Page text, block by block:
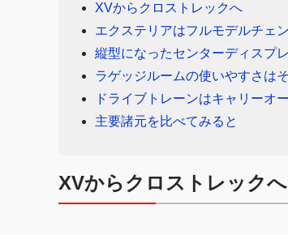
XVからクロストレックへ
エクステリアはフルモデルチェ
縦型になったセンターディスプ
ラゲッジルームの使いやすさは
ドライブトレーンはキャリーオ
主要諸元を比べてみると
XVからクロストレックへ